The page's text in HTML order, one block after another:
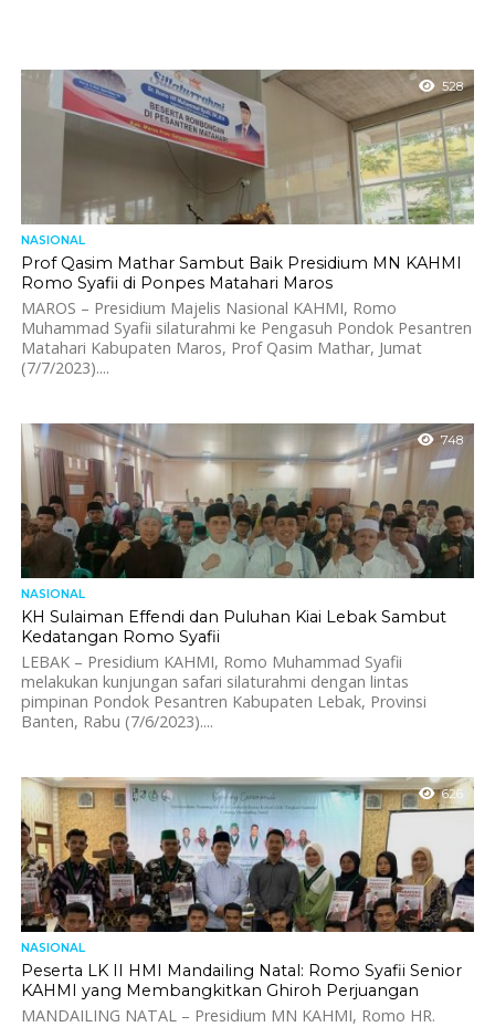
528
NASIONAL
Prof Qasim Mathar Sambut Baik Presidium MN KAHMI
Romo Syafii di Ponpes Matahari Maros
MAROS – Presidium Majelis Nasional KAHMI, Romo
Muhammad Syafii silaturahmi ke Pengasuh Pondok Pesantren
Matahari Kabupaten Maros, Prof Qasim Mathar, Jumat
(7/7/2023)....
748
NASIONAL
KH Sulaiman Effendi dan Puluhan Kiai Lebak Sambut
Kedatangan Romo Syafii
LEBAK – Presidium KAHMI, Romo Muhammad Syafii
melakukan kunjungan safari silaturahmi dengan lintas
pimpinan Pondok Pesantren Kabupaten Lebak, Provinsi
Banten, Rabu (7/6/2023)....
626
NASIONAL
Peserta LK II HMI Mandailing Natal: Romo Syafii Senior
KAHMI yang Membangkitkan Ghiroh Perjuangan
MANDAILING NATAL – Presidium MN KAHMI, Romo HR.